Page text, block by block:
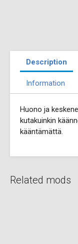
Description
Information
Huono ja
kutakuinkin
kääntämättä.
Related mods